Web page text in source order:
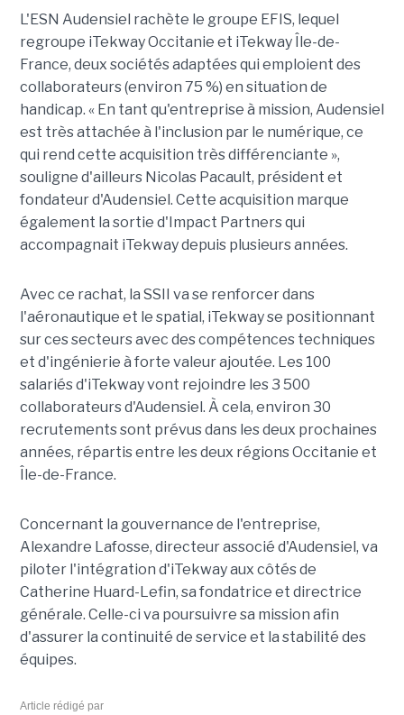
L'ESN Audensiel rachète le groupe EFIS, lequel
regroupe iTekway Occitanie et iTekway Île-de-
France, deux sociétés adaptées qui emploient des
collaborateurs (environ 75 %) en situation de
handicap. « En tant qu'entreprise à mission, Audensiel
est très attachée à l'inclusion par le numérique, ce
qui rend cette acquisition très différenciante »,
souligne d'ailleurs Nicolas Pacault, président et
fondateur d'Audensiel. Cette acquisition marque
également la sortie d'Impact Partners qui
accompagnait iTekway depuis plusieurs années.
Avec ce rachat, la SSII va se renforcer dans
l'aéronautique et le spatial, iTekway se positionnant
sur ces secteurs avec des compétences techniques
et d'ingénierie à forte valeur ajoutée. Les 100
salariés d'iTekway vont rejoindre les 3 500
collaborateurs d'Audensiel. À cela, environ 30
recrutements sont prévus dans les deux prochaines
années, répartis entre les deux régions Occitanie et
Île-de-France.
Concernant la gouvernance de l'entreprise,
Alexandre Lafosse, directeur associé d'Audensiel, va
piloter l'intégration d'iTekway aux côtés de
Catherine Huard-Lefin, sa fondatrice et directrice
générale. Celle-ci va poursuivre sa mission afin
d'assurer la continuité de service et la stabilité des
équipes.
Article rédigé par